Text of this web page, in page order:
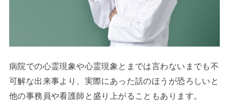
病院での心霊現象や心霊現象とまでは言わないまでも不
可解な出来事より、実際にあった話のほうが恐ろしいと
他の事務員や看護師と盛り上がることもあります。